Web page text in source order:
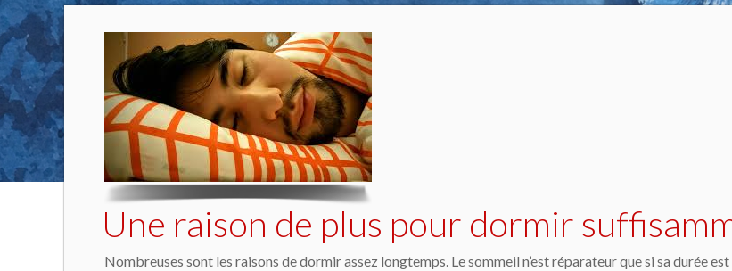
Une raison de plus pour dormir
Nombreuses sont les raisons de dormir assez longtemps. Le sommeil n’est réparateur que si sa durée